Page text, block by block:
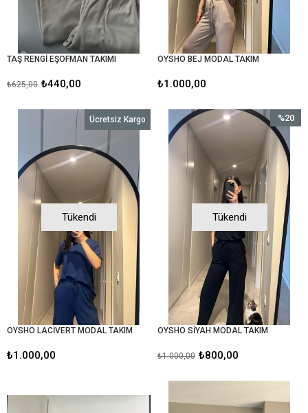
TAŞ RENGİ EŞOFMAN TAKIMI
₺440,00
₺625,00
OYSHO BEJ MODAL TAKIM
₺1.000,00
Tükendi
OYSHO LACİVERT MODAL TAKIM
₺1.000,00
Ücretsiz Kargo
Tükendi
OYSHO SİYAH MODAL TAKIM
₺800,00
₺1.000,00
%20
İndirim